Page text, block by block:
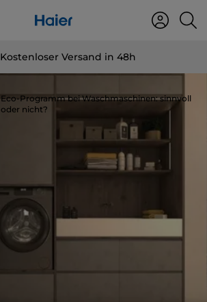
Kostenloser Versand in 48h
Eco-Programm bei Waschmaschinen: sinnvoll
oder nicht?